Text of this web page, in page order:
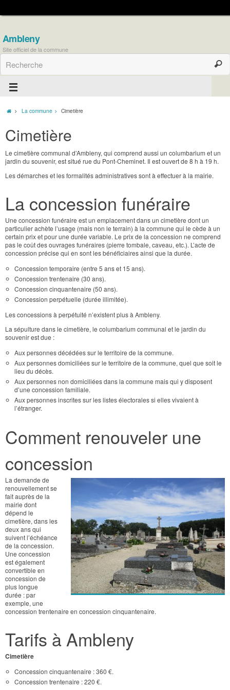
Ambleny
Site officiel de la commune
La commune Cimetière
Cimetière
Le cimetière communal d’Ambleny, qui comprend aussi un columbarium et un
jardin du souvenir, est situé rue du Pont-Cheminet. Il est ouvert de 8 h à 19 h.
Les démarches et les formalités administratives sont à effectuer à la mairie.
La concession funéraire
Une concession funéraire est un emplacement dans un cimetière dont un
particulier achète l’usage (mais non le terrain) à la commune qui le cède à un
certain prix et pour une durée variable. Le prix de la concession ne comprend
pas le coût des ouvrages funéraires (pierre tombale, caveau, etc.). L’acte de
concession précise qui en sont les bénéficiaires ainsi que la durée.
Concession temporaire (entre 5 ans et 15 ans).
Concession trentenaire (30 ans).
Concession cinquantenaire (50 ans).
Concession perpétuelle (durée illimitée).
Les concessions à perpétuité n’existent plus à Ambleny.
La sépulture dans le cimetière, le columbarium communal et le jardin du
souvenir est due :
Aux personnes décédées sur le territoire de la commune.
Aux personnes domiciliées sur le territoire de la commune, quel que soit le
lieu du décès.
Aux personnes non domiciliées dans la commune mais qui y disposent
d’une concession familiale.
Aux personnes inscrites sur les listes électorales si elles vivaient à
l’étranger.
Comment renouveler une
concession
La demande de
renouvellement se
fait auprès de la
mairie dont
dépend le
cimetière, dans les
deux ans qui
suivent l’échéance
de la concession.
Une concession
est également
convertible en
concession de
plus longue
durée : par
exemple, une
concession trentenaire en concession cinquantenaire.
Tarifs à Ambleny
Cimetière
Concession cinquantenaire : 360 €.
Concession trentenaire : 220 €.